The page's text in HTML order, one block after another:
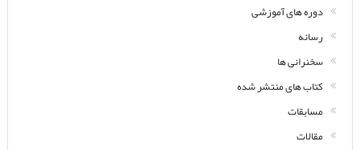
دوره های آموزشی
رسانه
سخنرانی ها
کتاب های منتشر شده
مسابقات
مقالات